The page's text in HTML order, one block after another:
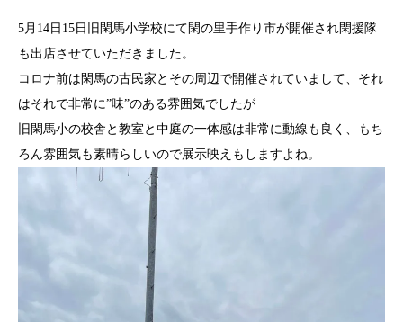
5月14日15日旧閑馬小学校にて閑の里手作り市が開催され閑援隊
も出店させていただきました。
コロナ前は閑馬の古民家とその周辺で開催されていまして、それ
はそれで非常に”味”のある雰囲気でしたが
旧閑馬小の校舎と教室と中庭の一体感は非常に動線も良く、もち
ろん雰囲気も素晴らしいので展示映えもしますよね。